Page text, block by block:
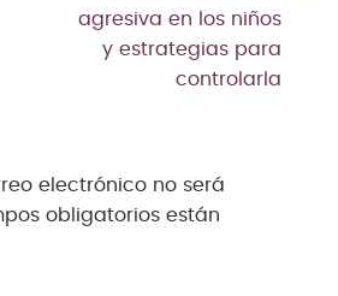
agresiva en los niños
y estrategias para
controlarla
electrónico no será
obligatorios están